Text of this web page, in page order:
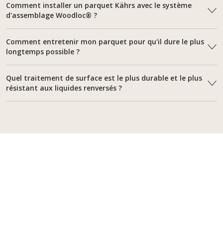
Comment installer un parquet Kährs avec le système
d'assemblage Woodloc® ?
Comment entretenir mon parquet pour qu'il dure le plus
longtemps possible ?
Quel traitement de surface est le plus durable et le plus
résistant aux liquides renversés ?